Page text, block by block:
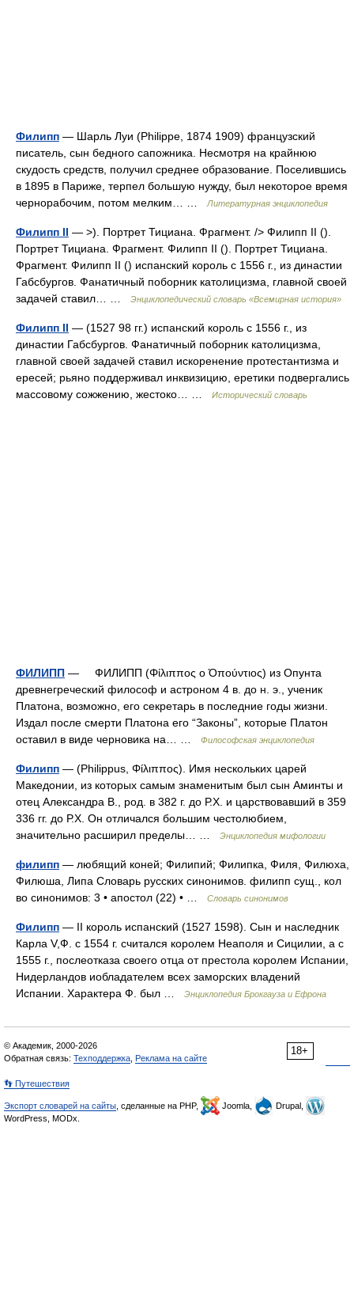
Филипп — Шарль Луи (Philippe, 1874 1909) французский
писатель, сын бедного сапожника. Несмотря на крайнюю
скудость средств, получил среднее образование. Поселившись
в 1895 в Париже, терпел большую нужду, был некоторое время
чернорабочим, потом мелким… …
Литературная энциклопедия
Филипп II — >). Портрет Тициана. Фрагмент. /> Филипп II ().
Портрет Тициана. Фрагмент. Филипп II (). Портрет Тициана.
Фрагмент. Филипп II () испанский король с 1556 г., из династии
Габсбургов. Фанатичный поборник католицизма, главной своей
задачей ставил… …
Энциклопедический словарь «Всемирная история»
Филипп II — (1527 98 гг.) испанский король с 1556 г., из
династии Габсбургов. Фанатичный поборник католицизма,
главной своей задачей ставил искоренение протестантизма и
ересей; рьяно поддерживал инквизицию, еретики подвергались
массовому сожжению, жестоко… …
Исторический словарь
ФИЛИПП — ФИЛИПП (Φίλιππος ο Όπούντιος) из Опунта
древнегреческий философ и астроном 4 в. до н. э., ученик
Платона, возможно, его секретарь в последние годы жизни.
Издал после смерти Платона его “Законы”, которые Платон
оставил в виде черновика на… …
Философская энциклопедия
Филипп — (Philippus, Φίλιππος). Имя нескольких царей
Македонии, из которых самым знаменитым был сын Аминты и
отец Александра В., род. в 382 г. до Р.Х. и царствовавший в 359
336 гг. до Р.Х. Он отличался большим честолюбием,
значительно расширил пределы… …
Энциклопедия мифологии
филипп — любящий коней; Филипий; Филипка, Филя, Филюха,
Филюша, Липа Словарь русских синонимов. филипп сущ., кол
во синонимов: 3 • апостол (22) • …
Словарь синонимов
Филипп — II король испанский (1527 1598). Сын и наследник
Карла V,Ф. с 1554 г. считался королем Неаполя и Сицилии, а с
1555 г., послеотказа своего отца от престола королем Испании,
Нидерландов иобладателем всех заморских владений
Испании. Характера Ф. был …
Энциклопедия Брокгауза и Ефрона
18+
© Академик, 2000-2026
Обратная связь: Техподдержка Реклама на сайте
👣 Путешествия
Экспорт словарей на сайты , сделанные на PHP, Joomla,
Drupal,
WordPress, MODx.